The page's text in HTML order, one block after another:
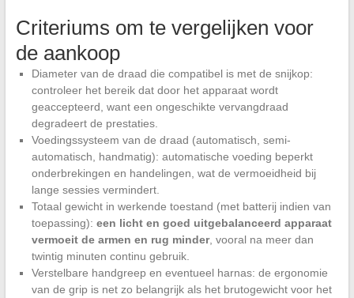
Criteriums om te vergelijken voor
de aankoop
Diameter van de draad die compatibel is met de snijkop:
controleer het bereik dat door het apparaat wordt
geaccepteerd, want een ongeschikte vervangdraad
degradeert de prestaties.
Voedingssysteem van de draad (automatisch, semi-
automatisch, handmatig): automatische voeding beperkt
onderbrekingen en handelingen, wat de vermoeidheid bij
lange sessies vermindert.
Totaal gewicht in werkende toestand (met batterij indien van
toepassing): een licht en goed uitgebalanceerd apparaat
vermoeit de armen en rug minder, vooral na meer dan
twintig minuten continu gebruik.
Verstelbare handgreep en eventueel harnas: de ergonomie
van de grip is net zo belangrijk als het brutogewicht voor het